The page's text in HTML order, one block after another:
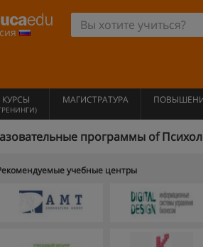
КУРСЫ
МАГИСТРАТУРА
программы of
учебные центры